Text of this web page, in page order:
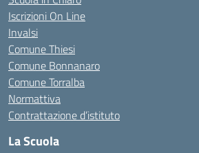
Iscrizioni On Line
Invalsi
Comune Thiesi
Comune Bonnanaro
Comune Torralba
Normattiva
Contrattazione d’istituto
La Scuola